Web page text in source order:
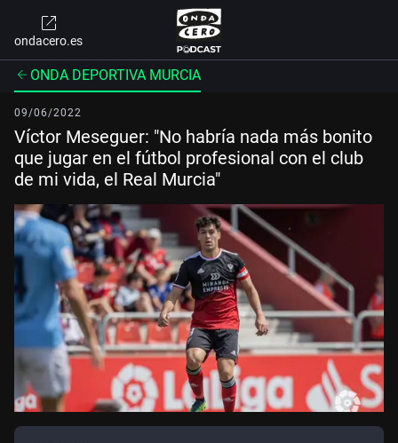
ondacero.es
ONDA DEPORTIVA MURCIA
09/06/2022
Víctor Meseguer: "No habría nada más bonito
que jugar en el fútbol profesional con el club
de mi vida, el Real Murcia"